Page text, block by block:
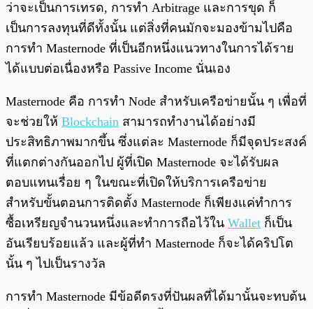
ว่าจะเป็นการเทรด, การทำ Arbitrage และการขุด ก็
เป็นการลงทุนที่ดีทั้งนั้น แต่สิ่งที่คนมักจะมองข้ามไปคือ
การทำ Masternode ที่เป็นอีกหนึ่งแนวทางในการได้ราย
ได้แบบต่อเนื่องหรือ Passive Income นั่นเอง
Masternode คือ การทำ Node สำหรับเครือข่ายนั้น ๆ เพื่อที่
จะช่วยให้ Blockchain สามารถทำงานได้อย่างมี
ประสิทธิภาพมากขึ้น ซึ่งแต่ละ Masternode ก็มีจุดประสงค์
ที่แตกต่างกันออกไป ผู้ที่เปิด Masternode จะได้รับผล
ตอบแทนเรื่อย ๆ ในขณะที่เปิดให้บริการเครือข่าย
สำหรับขั้นตอนการติดตั้ง Masternode ก็เพียงแค่ทำการ
ซื้อเหรียญจำนวนหนึ่งและทำการถือไว้ใน Wallet ก็เป็น
อันเรียบร้อยแล้ว และผู้ที่ทำ Masternode ก็จะได้คริปโต
นั้น ๆ ไปเป็นรางวัล
การทำ Masternode มีข้อดีตรงที่ปันผลที่ได้มานั้นจะทบต้น